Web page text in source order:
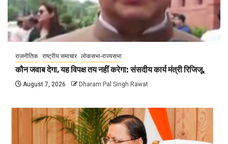
राजनीतिक राष्ट्रीय समाचार लोकसभा-राज्यसभा
कौन जवाब देगा, यह विपक्ष तय नहीं करेगा: संसदीय कार्य मंत्री रिजिजू,
August 7, 2026 Dharam Pal Singh Rawat